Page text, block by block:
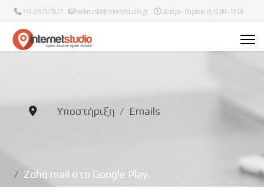
+30 2297025627 webmaster@internetstudio.gr Δευτέρα - Παρασκευή 10:00 - 18:00
Υποστήριξη Emails
Zoho mail στο Google Play.